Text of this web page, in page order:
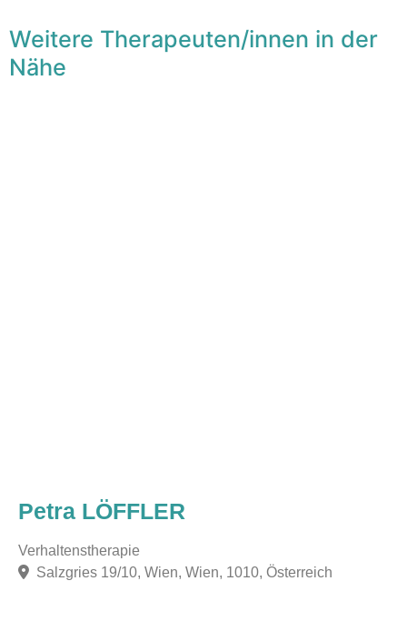
Weitere Therapeuten/innen in der
Nähe
Petra LÖFFLER
Verhaltenstherapie
Salzgries 19/10, Wien, Wien, 1010, Österreich